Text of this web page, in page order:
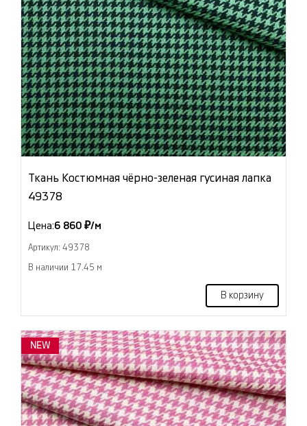
Ткань Костюмная чёрно-зеленая гусиная лапка
49378
Цена:6 860 ₽/м
Артикул: 49378
В наличии 17.45 м
В корзину
NEW